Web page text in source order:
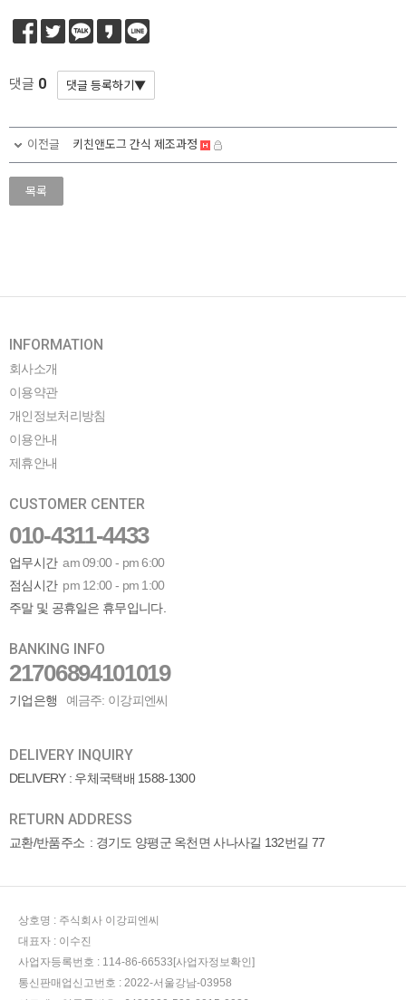
댓글 0
이전글 키친앤도그 간식 제조과정
목록
INFORMATION
회사소개
이용약관
개인정보처리방침
이용안내
제휴안내
CUSTOMER CENTER
010-4311-4433
업무시간 am 09:00 - pm 6:00
점심시간 pm 12:00 - pm 1:00
주말 및 공휴일은 휴무입니다.
BANKING INFO
21706894101019
기업은행 예금주: 이강피엔씨
DELIVERY INQUIRY
DELIVERY : 우체국택배 1588-1300
RETURN ADDRESS
교환/반품주소 : 경기도 양평군 옥천면 사나사길 132번길 77
상호명 : 주식회사 이강피엔씨
대표자 : 이수진
사업자등록번호 : 114-86-66533[사업자정보확인]
통신판매업신고번호 : 2022-서울강남-03958